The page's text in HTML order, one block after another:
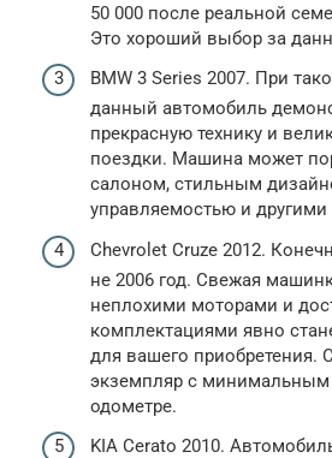
50 000 после реальной
Это хороший выбор за
BMW 3 Series 2007. При
данный автомобиль
прекрасную технику и
поездки. Машина может
салоном, стильным
управляемостью и
Chevrolet Cruze 2012.
не 2006 год. Свежая
неплохими моторами и
комплектациями явно
для вашего приобретения.
экземпляр с минимальным
одометре.
KIA Cerato 2010.